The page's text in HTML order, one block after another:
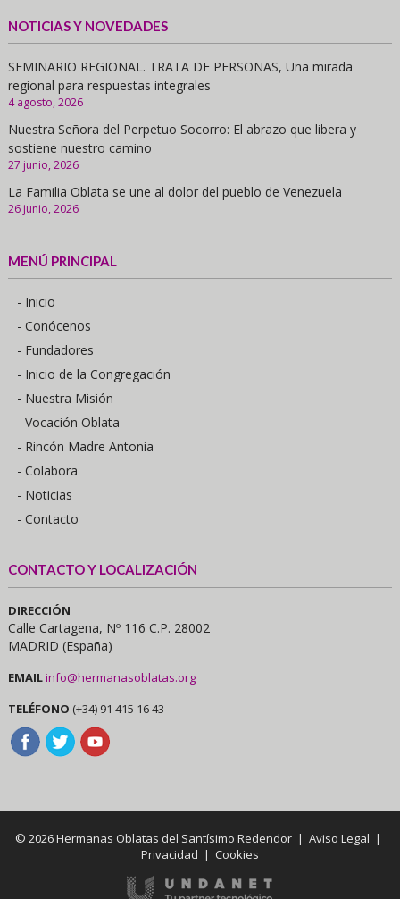
NOTICIAS Y NOVEDADES
SEMINARIO REGIONAL. TRATA DE PERSONAS, Una mirada
regional para respuestas integrales
4 agosto, 2026
Nuestra Señora del Perpetuo Socorro: El abrazo que libera y
sostiene nuestro camino
27 junio, 2026
La Familia Oblata se une al dolor del pueblo de Venezuela
26 junio, 2026
MENÚ PRINCIPAL
- Inicio
- Conócenos
- Fundadores
- Inicio de la Congregación
- Nuestra Misión
- Vocación Oblata
- Rincón Madre Antonia
- Colabora
- Noticias
- Contacto
CONTACTO Y LOCALIZACIÓN
DIRECCIÓN
Calle Cartagena, Nº 116 C.P. 28002
MADRID (España)
EMAILinfo@hermanasoblatas.org
TELÉFONO (+34) 91 415 16 43
© 2026 Hermanas Oblatas del Santísimo Redendor |Aviso Legal |
Privacidad | Cookies